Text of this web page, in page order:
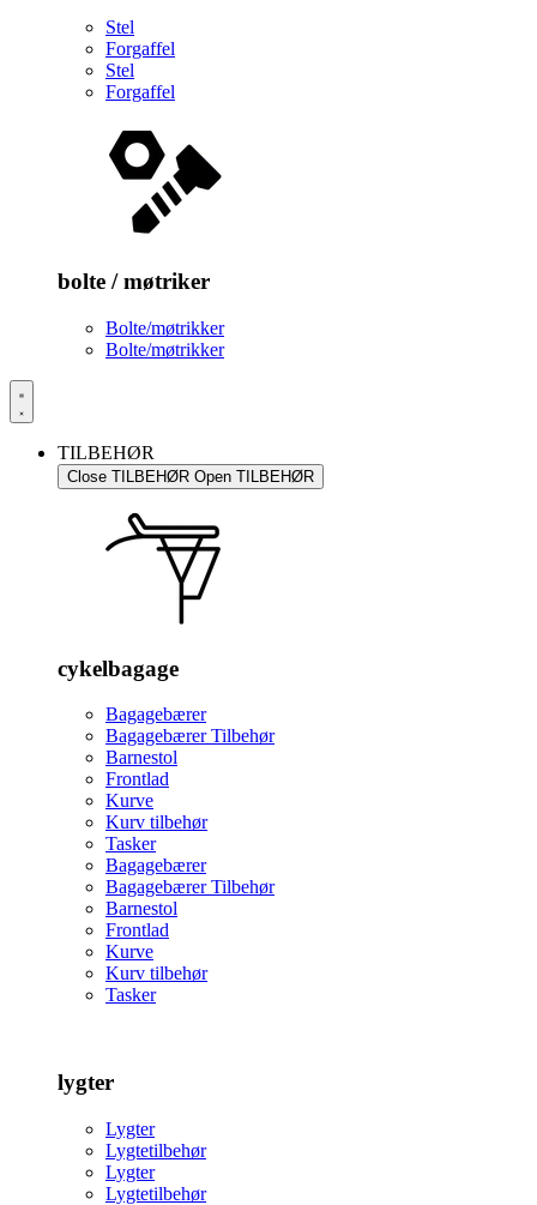
Stel
Forgaffel
Stel
Forgaffel
bolte / møtriker
Bolte/møtrikker
Bolte/møtrikker
TILBEHØR
Close TILBEHØR Open TILBEHØR
cykelbagage
Bagagebærer
Bagagebærer Tilbehør
Barnestol
Frontlad
Kurve
Kurv tilbehør
Tasker
Bagagebærer
Bagagebærer Tilbehør
Barnestol
Frontlad
Kurve
Kurv tilbehør
Tasker
lygter
Lygter
Lygtetilbehør
Lygter
Lygtetilbehør